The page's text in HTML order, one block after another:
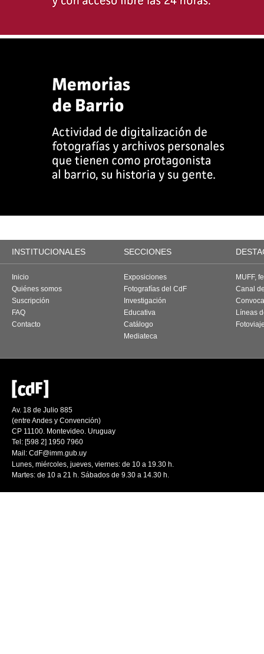
INSTITUCIONALES SECCIONES
Inicio
Quiénes somos
Suscripción
FAQ
Contacto
Exposiciones
Fotografías del CdF
Investigación
Educativa
Catálogo
Mediateca
MUFF,
Canal
Líneas
Av. 18 de Julio 885
(entre Andes y Convención)
CP 11100. Montevideo. Uruguay
Tel: [598 2] 1950 7960
Mail: CdF@imm.gub.uy
Lunes, miércoles, jueves, viernes: de 10 a 19.30 h.
Martes: de 10 a 21 h. Sábados de 9.30 a 14.30 h.